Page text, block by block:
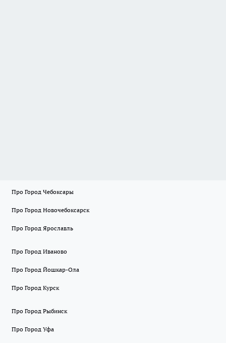
Про Город Чебоксары
Про Город Новочебоксарск
Про Город Ярославль
Про Город Иваново
Про Город Йошкар-Ола
Про Город Курск
Про Город Рыбинск
Про Город Уфа